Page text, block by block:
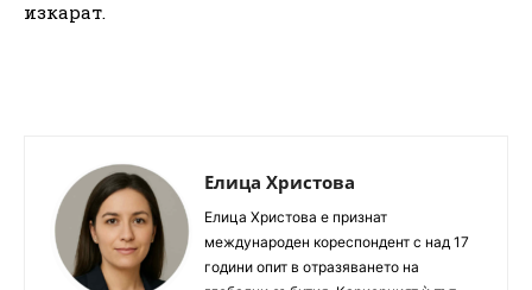
изкарат.
Елица Христова
Елица Христова е признат
международен кореспондент с над 17
години опит в отразяването на